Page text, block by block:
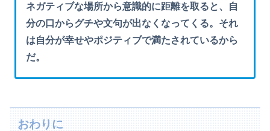
ネガティブな場所から意識的に距離を取ると、自
分の口からグチや文句が出なくなってくる。それ
は自分が幸せやポジティブで満たされているから
だ。
おわりに